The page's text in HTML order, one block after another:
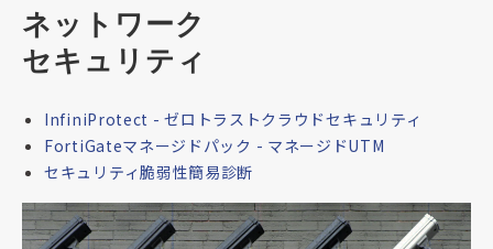
ネットワーク
セキュリティ
InfiniProtect - ゼロトラストクラウドセキュリティ
FortiGateマネージドパック - マネージドUTM
セキュリティ脆弱性簡易診断